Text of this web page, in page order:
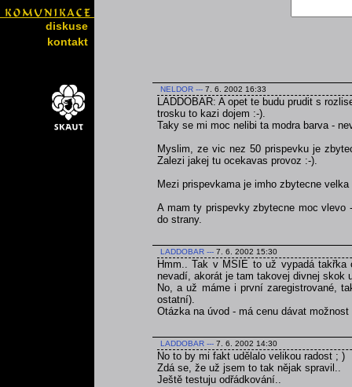
diskuse
kontakt
NELDOR --- 7. 6. 2002 16:33
LADDOBAR: A opet te budu prudit s
trosku to kazi dojem :-).
Taky se mi moc nelibi ta modra barva -
Myslim, ze vic nez 50 prispevku je
Zalezi jakej tu ocekavas provoz :-).
Mezi prispevkama je imho zbytecne
A mam ty prispevky zbytecne moc
do strany.
LADDOBAR --- 7. 6. 2002 15:30
Hmm.. Tak v MSIE to už vypadá
nevadí, akorát je tam takovej divnej skok
No, a už máme i první zaregistrované,
ostatní).
Otázka na úvod - má cenu dávat
LADDOBAR --- 7. 6. 2002 14:30
No to by mi fakt udělalo velikou radost ; )
Zdá se, že už jsem to tak nějak spravil..
Ještě testuju odřádkování..